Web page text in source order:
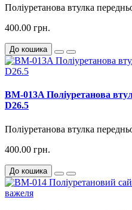
Поліуретанова втулка
400.00 грн.
До кошика
BM-013A Поліуретанова
D26.5
Поліуретанова втулка
400.00 грн.
До кошика